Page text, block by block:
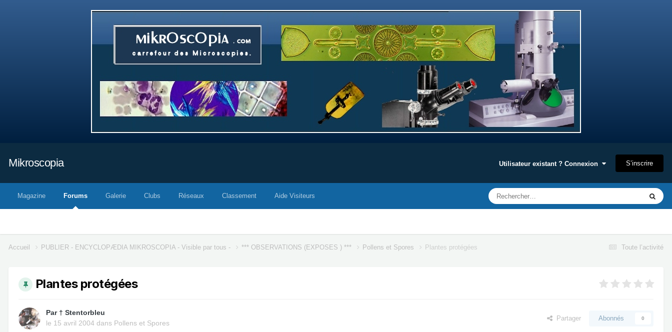
Mikroscopia Utilisateur existant ? Connexion S’inscrire
Magazine Forums Galerie Clubs Réseaux Classement Aide Visiteurs
Toute l’activité
Accueil PUBLIER - ENCYCLOPÆDIA MIKROSCOPIA - Visible par tous - *** OBSERVATIONS (EXPOSES ) *** Pollens et Spores Plantes protégées
Plantes protégées
Par † Stentorbleu
le 15 avril 2004 dans Pollens et Spores
Partager Abonnés 0